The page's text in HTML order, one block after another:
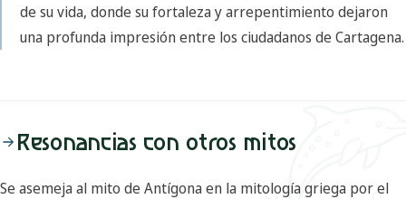
de su vida, donde su fortaleza y arrepentimiento dejaron
una profunda impresión entre los ciudadanos de Cartagena.
Resonancias con otros mitos
Se asemeja al mito de Antígona en la mitología griega por el